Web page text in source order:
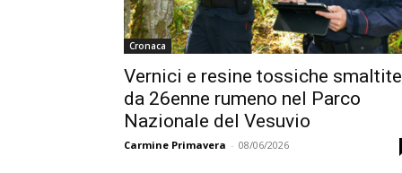
Cronaca
Vernici e resine tossiche smaltite
da 26enne rumeno nel Parco
Nazionale del Vesuvio
Carmine Primavera - 08/06/2026